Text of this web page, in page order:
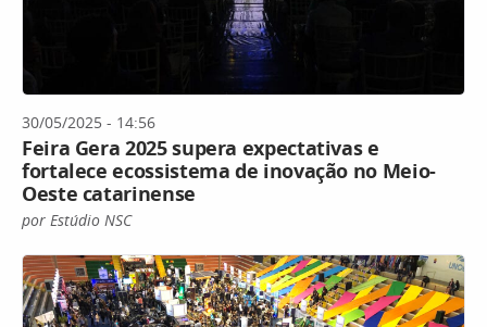
30/05/2025 - 14:56
Feira Gera 2025 supera expectativas e
fortalece ecossistema de inovação no Meio-
Oeste catarinense
por Estúdio NSC